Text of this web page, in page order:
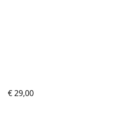
€ 29,00